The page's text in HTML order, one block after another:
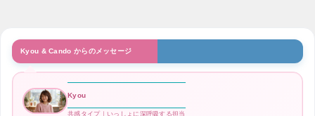
Kyou & Cando からのメッセージ
Kyou
共感タイプ｜いっしょに深呼吸する担当